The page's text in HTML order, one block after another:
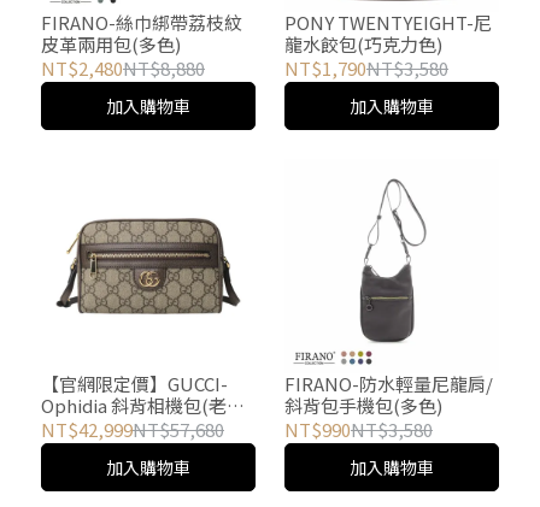
FIRANO-絲巾綁帶荔枝紋
皮革兩用包(多色)
NT$2,480NT$8,880
加入購物車
PONY TWENTYEIGHT-尼
龍水餃包(巧克力色)
NT$1,790NT$3,580
加入購物車
【官網限定價】GUCCI-
Ophidia 斜背相機包(老花
淺棕)
NT$42,999NT$57,680
加入購物車
FIRANO-防水輕量尼龍肩/
斜背包手機包(多色)
NT$990NT$3,580
加入購物車